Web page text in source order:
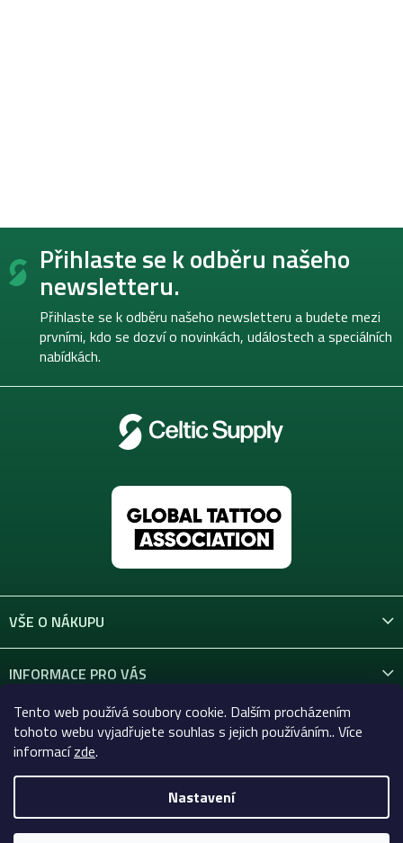
Tento web používá soubory cookie. Dalším procházením
tohoto webu vyjadřujete souhlas s jejich používáním.. Více
informacízde.
Nastavení
Z
Přihlaste se k odběru našeho
newsletteru.
Přihlaste se k odběru našeho newsletteru a budete mezi
prvními, kdo se dozví o novinkách, událostech a speciálních
nabídkách.
VŠE O NÁKUPU
INFORMACE PRO VÁS
KONTAKT
Copyright 2026Celtic-Supply.cz | Vše pro tetování a